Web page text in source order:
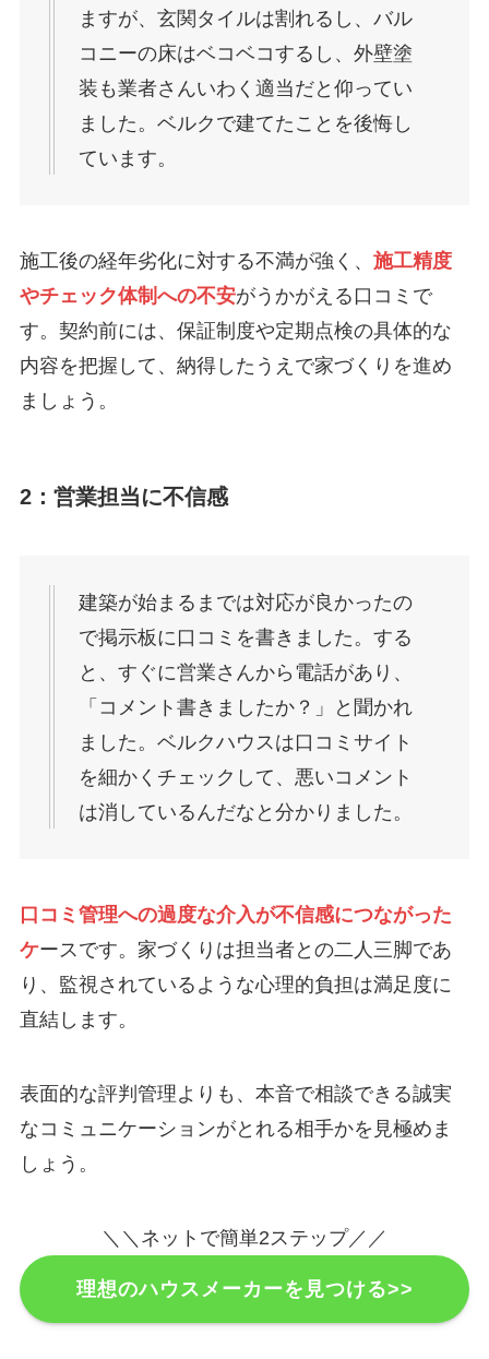
ますが、玄関タイルは割れるし、バル
コニーの床はベコベコするし、外壁塗
装も業者さんいわく適当だと仰ってい
ました。ベルクで建てたことを後悔し
ています。
施工後の経年劣化に対する不満が強く、 施工精度
やチェック体制への不安がうかがえる口コミで
す。契約前には、保証制度や定期点検の具体的な
内容を把握して、納得したうえで家づくりを進め
ましょう。
2：営業担当に不信感
建築が始まるまでは対応が良かったの
で掲示板に口コミを書きました。する
と、すぐに営業さんから電話があり、
「コメント書きましたか？」と聞かれ
ました。ベルクハウスは口コミサイト
を細かくチェックして、悪いコメント
は消しているんだなと分かりました。
口コミ管理への過度な介入が不信感につながった
ケースです。家づくりは担当者との二人三脚であ
り、監視されているような心理的負担は満足度に
直結します。
表面的な評判管理よりも、本音で相談できる誠実
なコミュニケーションがとれる相手かを見極めま
しょう。
＼＼ネットで簡単2ステップ／／
理想のハウスメーカーを見つける>>